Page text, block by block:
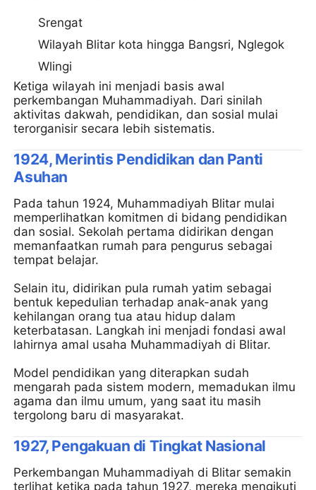
Srengat
Wilayah Blitar kota hingga Bangsri, Nglegok
Wlingi
Ketiga wilayah ini menjadi basis awal
perkembangan Muhammadiyah. Dari sinilah
aktivitas dakwah, pendidikan, dan sosial mulai
terorganisir secara lebih sistematis.
1924, Merintis Pendidikan dan Panti
Asuhan
Pada tahun 1924, Muhammadiyah Blitar mulai
memperlihatkan komitmen di bidang pendidikan
dan sosial. Sekolah pertama didirikan dengan
memanfaatkan rumah para pengurus sebagai
tempat belajar.
Selain itu, didirikan pula rumah yatim sebagai
bentuk kepedulian terhadap anak-anak yang
kehilangan orang tua atau hidup dalam
keterbatasan. Langkah ini menjadi fondasi awal
lahirnya amal usaha Muhammadiyah di Blitar.
Model pendidikan yang diterapkan sudah
mengarah pada sistem modern, memadukan ilmu
agama dan ilmu umum, yang saat itu masih
tergolong baru di masyarakat.
1927, Pengakuan di Tingkat Nasional
Perkembangan Muhammadiyah di Blitar semakin
terlihat ketika pada tahun 1927, mereka mengikuti